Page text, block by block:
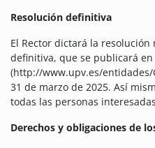
Resolución definitiva
El Rector dictará la resolución
definitiva, que se publicará en
(http://www.upv.es/entidades/
31 de marzo de 2025. Así
todas las personas
Derechos y obligaciones de